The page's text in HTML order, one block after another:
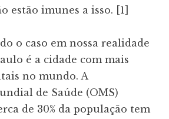
estão imunes a isso. [1]
o caso em nossa realidade
é a cidade com mais
no mundo. A
de Saúde (OMS)
de 30% da população tem